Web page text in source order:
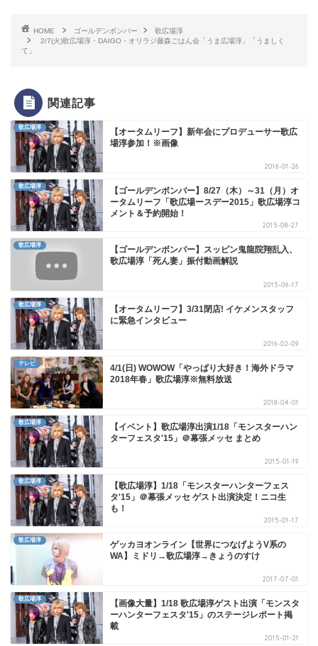
HOME ゴールデンボンバー
歌広場淳
2/7(火)歌広場淳・DAIGO・オリラジ藤森ごはん会「うま広場淳」「うましく
て」
関連記事
歌広場淳
【オータムリーフ】新年会にプロデューサー歌広
場淳参加！※画像
2016-01-26
歌広場淳
【ゴールデンボンバー】8/27（木）～31（月）オ
ータムリーフ「歌広場ースデー2015」歌広場淳コ
メント＆予約開始！
2015-08-27
歌広場淳
【ゴールデンボンバー】スッピン鬼龍院翔乱入、
歌広場淳「死ん妻」振付動画解説
2015-06-17
歌広場淳
【オータムリーフ】3/31閉店! イケメンスタッフ
に緊急インタビュー
2016-02-09
テレビ
4/1(日) WOWOW「やっぱり大好き！海外ドラマ
2018年春」歌広場淳※無料放送
2018-04-01
歌広場淳
【イベント】歌広場淳出演1/18「モンスターハン
ターフェスタ'15」＠幕張メッセ まとめ
2015-01-19
歌広場淳
【歌広場淳】1/18「モンスターハンターフェス
タ'15」＠幕張メッセ ゲスト出演決定！ニコ生
も！
2015-01-17
歌広場淳
ゲッカヨオンライン【世界につなげようV系の
WA】ミドリ→歌広場淳→きょうのすけ
2017-07-01
歌広場淳
【画像大量】1/18 歌広場淳ゲスト出演「モンスタ
ーハンターフェスタ'15」のステージレポート掲
載
2015-01-21